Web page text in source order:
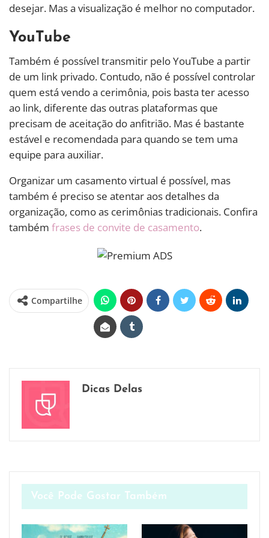
desejar. Mas a visualização é melhor no computador.
YouTube
Também é possível transmitir pelo YouTube a partir
de um link privado. Contudo, não é possível controlar
quem está vendo a cerimônia, pois basta ter acesso
ao link, diferente das outras plataformas que
precisam de aceitação do anfitrião. Mas é bastante
estável e recomendada para quando se tem uma
equipe para auxiliar.
Organizar um casamento virtual é possível, mas
também é preciso se atentar aos detalhes da
organização, como as cerimônias tradicionais. Confira
também frases de convite de casamento.
Compartilhe
Dicas Delas
Você Pode Gostar Também